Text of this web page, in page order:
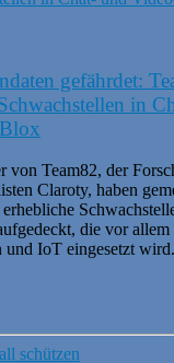
gefährdet:
in
von Team82, der
Claroty, haben
die vor allem
und IoT eingesetzt